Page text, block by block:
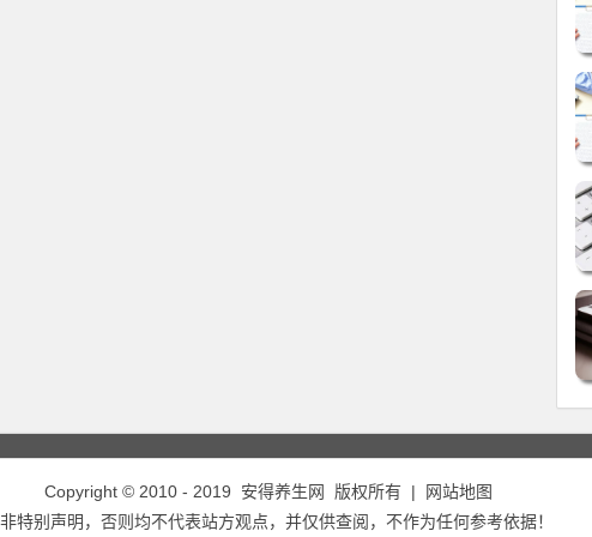
Copyright © 2010 - 2019 安得养生网 版权所有 |
网站地图
特别声明，否则均不代表站方观点，并仅供查阅，不作为任何参考依据！